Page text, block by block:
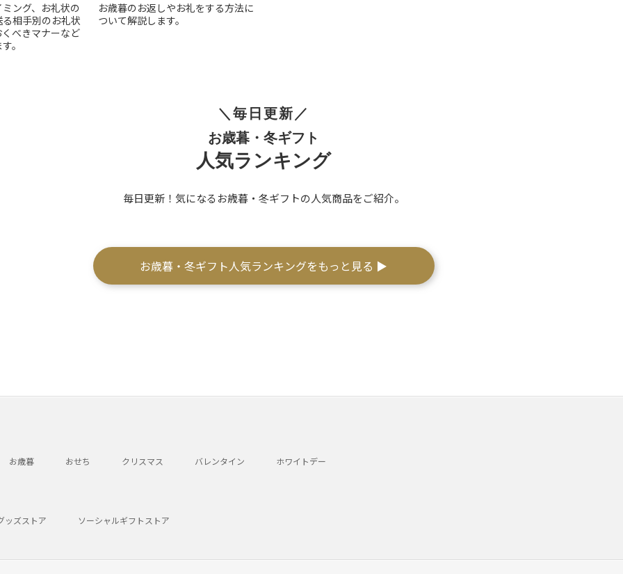
ング、お礼状の
相手別のお礼状
べきマナーなど
。
お歳暮のお返しやお礼をする方法に
ついて解説します。
＼毎日更新／
お歳暮・冬ギフト
人気ランキング
毎日更新！気になるお歳暮・冬ギフトの人気商品をご紹介。
お歳暮・冬ギフト人気ランキングをもっと見る ▶
お歳暮 おせち クリスマス バレンタイン ホワイトデー
ッズストア ソーシャルギフトストア